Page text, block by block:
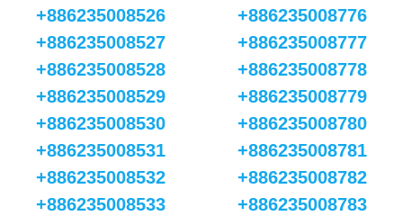
+886235008526
+886235008527
+886235008528
+886235008529
+886235008530
+886235008531
+886235008532
+886235008533
+886235008776
+886235008777
+886235008778
+886235008779
+886235008780
+886235008781
+886235008782
+886235008783